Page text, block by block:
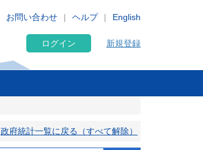
English
お問い合わせ ヘルプ
ログイン 新規登録
政府統計一覧に戻る（すべて解除）